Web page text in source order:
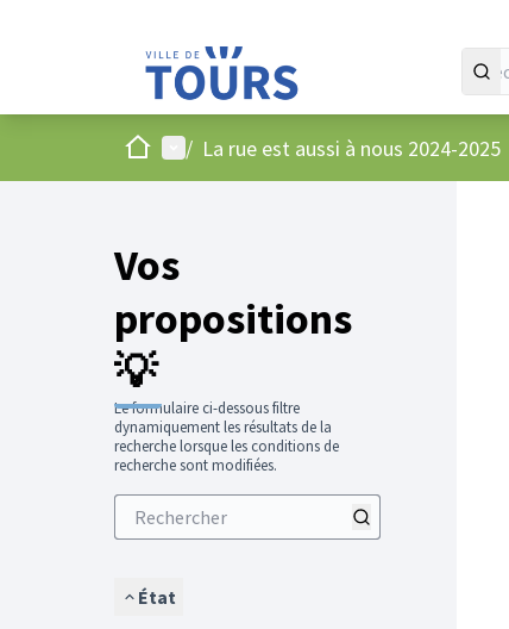
AccueilMenu principal
/ La rue est aussi à nous 2024-2025
Vos
propositions
💡
Le formulaire ci-dessous filtre
dynamiquement les résultats de la
recherche lorsque les conditions de
recherche sont modifiées.
État